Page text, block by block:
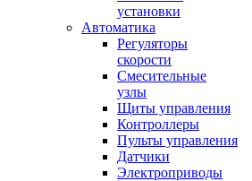
установки
Автоматика
Регуляторы
скорости
Смесительные
узлы
Щиты управления
Контроллеры
Пульты управления
Датчики
Электроприводы